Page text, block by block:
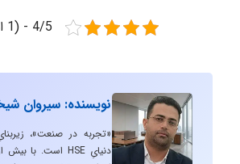
4/5 - (1 امتیاز)
نویسنده: سیروان
«تجربه در صنعت»،